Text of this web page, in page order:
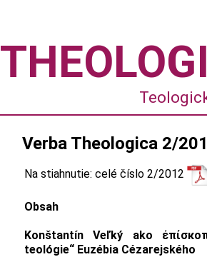
Verba Theologica 2/
Na stiahnutie: celé číslo 2/2012
Obsah
Konštantín Veľký ako
teológie“ Euzébia Cézarejského